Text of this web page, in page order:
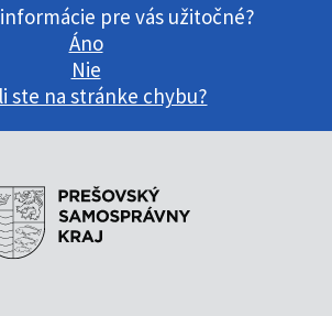
pre vás užitočné?
Áno
Nie
ste na stránke chybu?